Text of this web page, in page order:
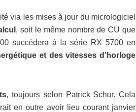
via les mises à jour du micrologiciel
, soit le même nombre de CU que
succédera à la série RX 5700 en
et des vitesses d’horloge
, toujours selon Patrick Schur. Cela
en outre avoir lieu courant janvier